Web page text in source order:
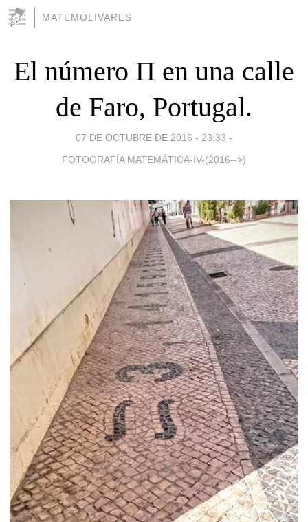
MATEMOLIVARES
El número Π en una calle
de Faro, Portugal.
07 DE OCTUBRE DE 2016 - 23:33 -
FOTOGRAFÍA MATEMÁTICA-IV-(2016-->)